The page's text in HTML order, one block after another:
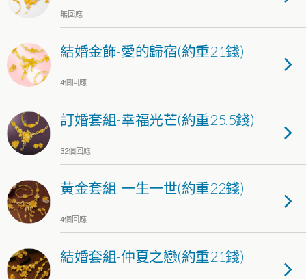
無回應
結婚金飾-愛的歸宿(約重21錢)
4個回應
訂婚套組-幸福光芒(約重25.5錢)
32個回應
黃金套組-一生一世(約重22錢)
4個回應
結婚套組-仲夏之戀(約重21錢)